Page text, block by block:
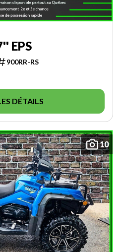
EPS
900RR-RS
DÉTAILS
10